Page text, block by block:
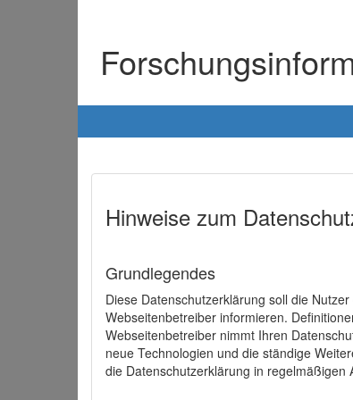
Hinweise zum
Grundlegendes
Diese Datenschutzerklärung soll die
Webseitenbetreiber informieren.
Webseitenbetreiber nimmt Ihren
neue Technologien und die ständige
die Datenschutzerklärung in regelmäßigen